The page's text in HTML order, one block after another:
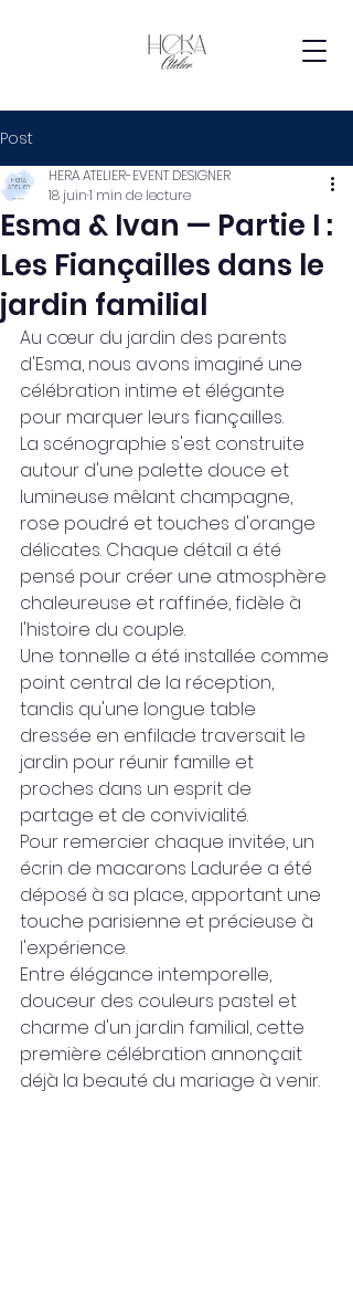
Post
Esma & Ivan — Partie I :
Les Fiançailles dans le
jardin familial
HERA ATELIER-EVENT DESIGNER
18 juin1 min de lecture
Au cœur du jardin des parents
d'Esma, nous avons imaginé une
célébration intime et élégante
pour marquer leurs fiançailles.
La scénographie s'est construite
autour d'une palette douce et
lumineuse mêlant champagne,
rose poudré et touches d'orange
délicates. Chaque détail a été
pensé pour créer une atmosphère
chaleureuse et raffinée, fidèle à
l'histoire du couple.
Une tonnelle a été installée comme
point central de la réception,
tandis qu'une longue table
dressée en enfilade traversait le
jardin pour réunir famille et
proches dans un esprit de
partage et de convivialité.
Pour remercier chaque invitée, un
écrin de macarons Ladurée a été
déposé à sa place, apportant une
touche parisienne et précieuse à
l'expérience.
Entre élégance intemporelle,
douceur des couleurs pastel et
charme d'un jardin familial, cette
première célébration annonçait
déjà la beauté du mariage à venir.